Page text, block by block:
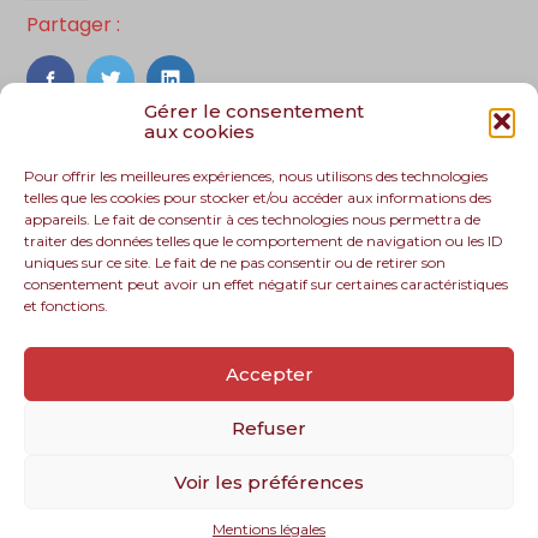
Gérer le consentement
aux cookies
Pour offrir les meilleures expériences, nous utilisons des technologies
telles que les cookies pour stocker et/ou accéder aux informations des
appareils. Le fait de consentir à ces technologies nous permettra de
traiter des données telles que le comportement de navigation ou les ID
uniques sur ce site. Le fait de ne pas consentir ou de retirer son
consentement peut avoir un effet négatif sur certaines caractéristiques
et fonctions.
Accepter
Refuser
Voir les préférences
Mentions légales
Partager :
FaceBook
TwitterLinkedIn
Footer
PLAN DU SITE